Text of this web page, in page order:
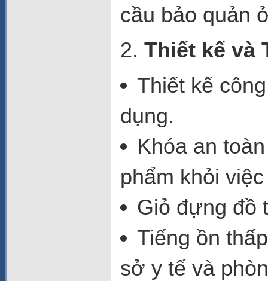
cầu bảo quản
2. Thiết kế và
Thiết kế
dụng.
Khóa an toàn
phẩm khỏi
Giỏ đựng đồ
Tiếng ồn thấp
sở y tế và